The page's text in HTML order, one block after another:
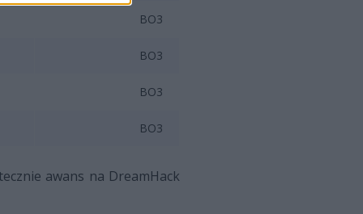
BO3
BO3
BO3
BO3
awans na DreamHack